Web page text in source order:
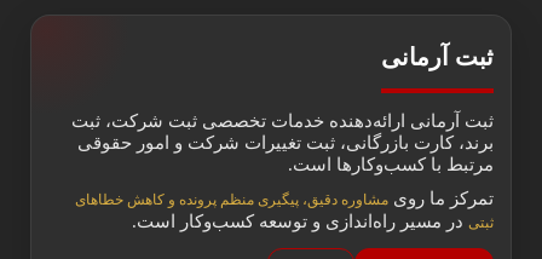
ثبت آرمانی
ثبت آرمانی ارائه‌دهنده خدمات تخصصی ثبت شرکت، ثبت
برند، کارت بازرگانی، ثبت تغییرات شرکت و امور حقوقی
مرتبط با کسب‌وکارها است.
تمرکز ما روی مشاوره دقیق، پیگیری منظم پرونده و کاهش خطاهای
ثبتی در مسیر راه‌اندازی و توسعه کسب‌وکار است.